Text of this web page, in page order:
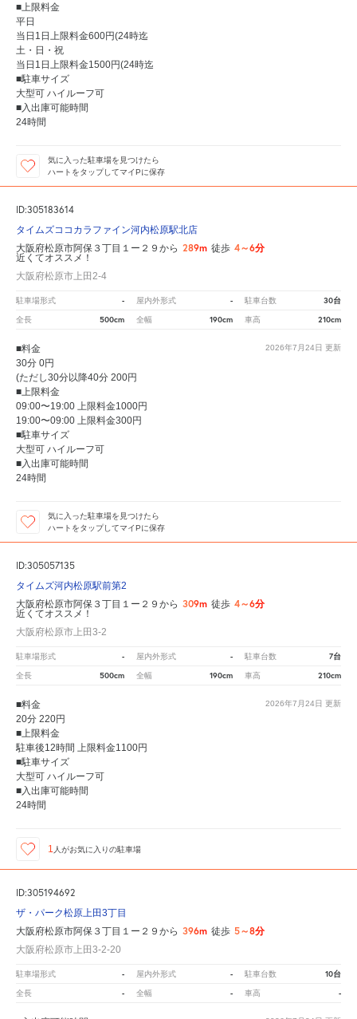
■上限料金
平日
当日1日上限料金600円(24時迄
土・日・祝
当日1日上限料金1500円(24時迄
■駐車サイズ
大型可 ハイルーフ可
■入出庫可能時間
24時間
気に入った駐車場を見つけたら
ハートをタップしてマイPに保存
ID:305183614
タイムズココカラファイン河内松原駅北店
大阪府松原市阿保３丁目１ー２９から 289m 徒歩 4～6分
近くてオススメ！
大阪府松原市上田2-4
駐車場形式 - 屋内外形式 - 駐車台数 30台
全長 500cm 全幅 190cm 車高 210cm
2026年7月24日 更新
■料金
30分 0円
(ただし30分以降40分 200円
■上限料金
09:00〜19:00 上限料金1000円
19:00〜09:00 上限料金300円
■駐車サイズ
大型可 ハイルーフ可
■入出庫可能時間
24時間
気に入った駐車場を見つけたら
ハートをタップしてマイPに保存
ID:305057135
タイムズ河内松原駅前第2
大阪府松原市阿保３丁目１ー２９から 309m 徒歩 4～6分
近くてオススメ！
大阪府松原市上田3-2
駐車場形式 - 屋内外形式 - 駐車台数 7台
全長 500cm 全幅 190cm 車高 210cm
2026年7月24日 更新
■料金
20分 220円
■上限料金
駐車後12時間 上限料金1100円
■駐車サイズ
大型可 ハイルーフ可
■入出庫可能時間
24時間
1 人がお気に入りの駐車場
ID:305194692
ザ・パーク松原上田3丁目
大阪府松原市阿保３丁目１ー２９から 396m 徒歩 5～8分
大阪府松原市上田3-2-20
駐車場形式 - 屋内外形式 - 駐車台数 10台
全長 - 全幅 - 車高 -